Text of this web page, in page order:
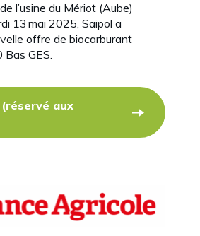
l’usine du Mériot(Aube)
13 mai 2025, Saipol a
offre de biocarburant
Bas GES.
aux